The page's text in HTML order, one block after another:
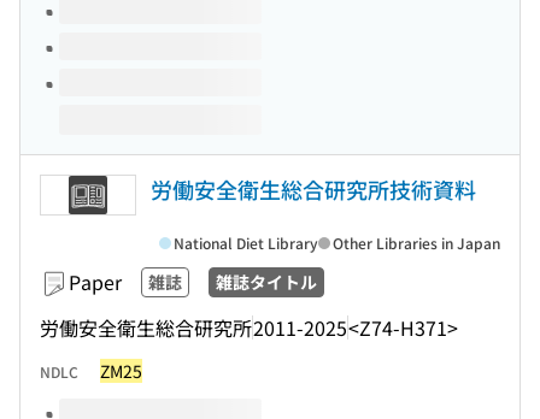
労働安全衛生総合研究所技術資料
Paper 雑誌 雑誌タイトル
労働安全衛生総合研究所2011-2025<Z74-H371>
National Diet Library Other Libraries in Japan
NDLC ZM25
Volumes of this title